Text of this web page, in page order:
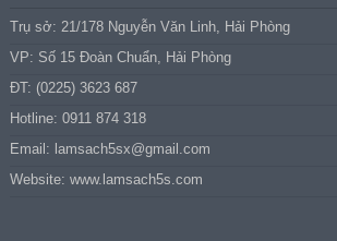
Trụ sở: 21/178 Nguyễn Văn Linh, Hải Phòng
VP: Số 15 Đoàn Chuẩn, Hải Phòng
ĐT: (0225) 3623 687
Hotline: 0911 874 318
Email: lamsach5sx@gmail.com
Website: www.lamsach5s.com